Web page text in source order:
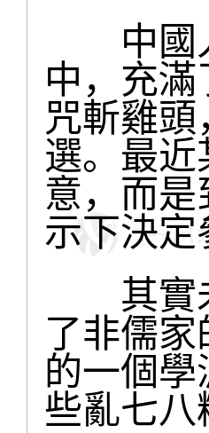
中國人
中，充
咒斬雞
選。最
意，而
示下決定
其實未
了非儒
的一個
些亂七八